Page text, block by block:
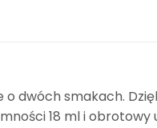
dwóch smakach.
18 ml i obrotowy